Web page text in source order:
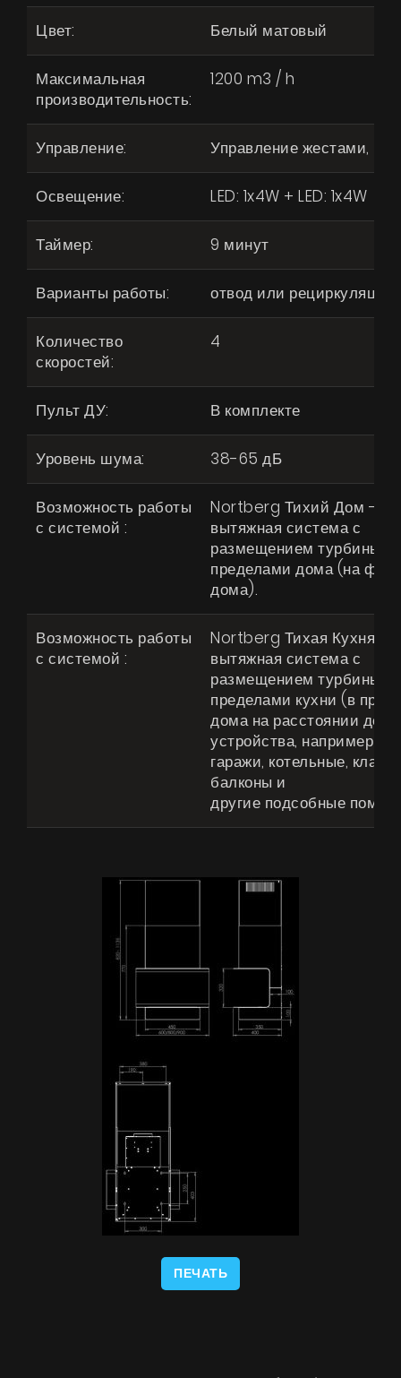
Цвет: Белый матовый
Максимальная
производительность:
1200 m3 / h
Управление: Управление жестами,
Освещение: LED: 1x4W + LED: 1x4W
Таймер: 9 минут
Варианты работы: отвод или рециркуляция
Количество
скоростей:
4
Пульт ДУ: В комплекте
Уровень шума: 38-65 дБ
Возможность работы
с системой :
Nortberg Тихий Дом -
вытяжная система с
размещением турбины за
пределами дома (на
дома).
Возможность работы
с системой :
Nortberg Тихая Кухня -
вытяжная система с
размещением турбины за
пределами кухни (в
дома на расстоянии до 4
устройства, например
гаражи, котельные,
балконы и
другие подсобные
ПЕЧАТЬ